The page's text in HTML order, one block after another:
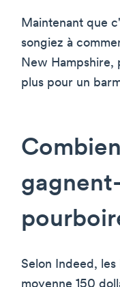
Maintenant que
songiez à
New Hampshire,
plus pour un
Selon Indeed,